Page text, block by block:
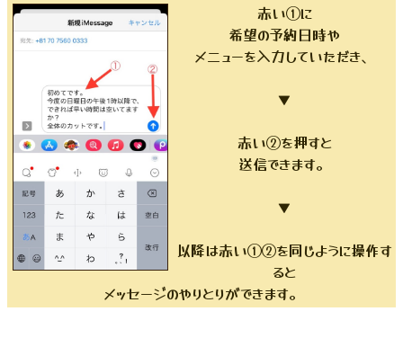
赤い①に
希望の予約日時や
メニューを入力していただき、
▼
赤い②を押すと
送信できます。
▼
以降は赤い①②を同じように操作す
ると
メッセージのやりとりができます。